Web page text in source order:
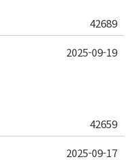
42689
42659
2025-09-19
2025-09-17